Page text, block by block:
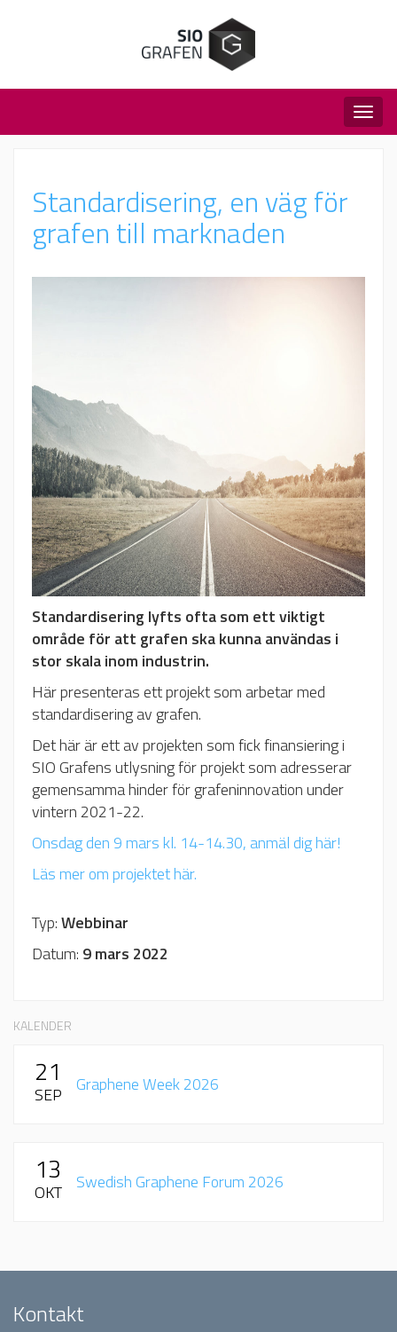
Standardisering, en väg för
grafen till marknaden
Standardisering lyfts ofta som ett viktigt
område för att grafen ska kunna användas i
stor skala inom industrin.
Här presenteras ett projekt som arbetar med
standardisering av grafen.
Det här är ett av projekten som fick finansiering i
SIO Grafens utlysning för projekt som adresserar
gemensamma hinder för grafeninnovation under
vintern 2021-22.
Onsdag den 9 mars kl. 14-14.30, anmäl dig här!
Läs mer om projektet här.
Typ:Webbinar
Datum: 9 mars 2022
KALENDER
21
SEP Graphene Week 2026
13
OKT Swedish Graphene Forum 2026
Kontakt